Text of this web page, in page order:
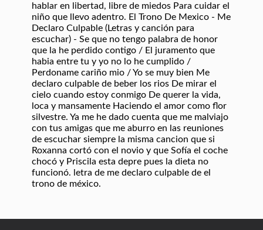
hablar en libertad, libre de miedos Para cuidar el
niño que llevo adentro. El Trono De Mexico - Me
Declaro Culpable (Letras y canción para
escuchar) - Se que no tengo palabra de honor
que la he perdido contigo / El juramento que
habia entre tu y yo no lo he cumplido /
Perdoname cariño mio / Yo se muy bien Me
declaro culpable de beber los rios De mirar el
cielo cuando estoy conmigo De querer la vida,
loca y mansamente Haciendo el amor como flor
silvestre. Ya me he dado cuenta que me malviajo
con tus amigas que me aburro en las reuniones
de escuchar siempre la misma cancion que si
Roxanna cortó con el novio y que Sofía el coche
chocó y Priscila esta depre pues la dieta no
funcionó. letra de me declaro culpable de el
trono de méxico.